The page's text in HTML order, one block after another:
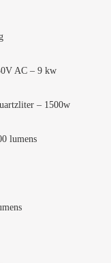
AC – 9 kw
– 1500w
lumens